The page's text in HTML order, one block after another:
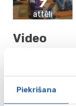
Piekrišana
attēli
Video